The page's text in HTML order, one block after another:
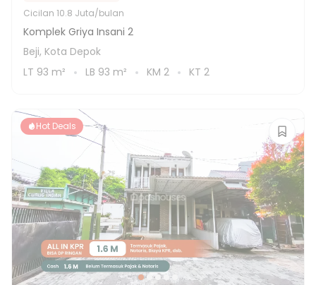
Cicilan 10.8 Juta/bulan
Komplek Griya Insani 2
Beji, Kota Depok
LT 93 m² LB 93 m² KM 2 KT 2
Hot Deals